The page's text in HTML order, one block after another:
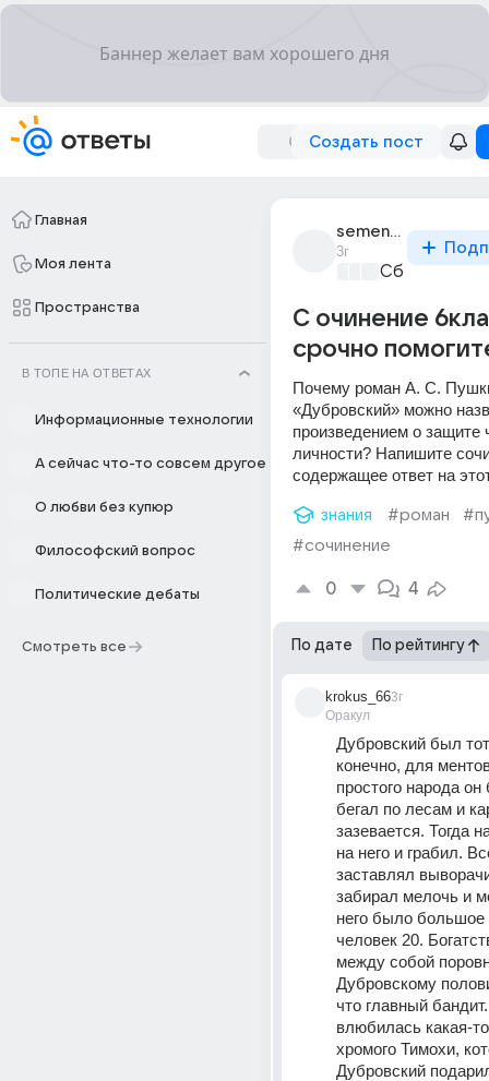
Создать пост
Главная
Моя лента
Пространства
В ТОПЕ НА ОТВЕТАХ
Информационные технологии
А сейчас что-то совсем другое
О любви без купюр
Философский вопрос
Политические дебаты
Смотреть все
semen_soifer_1
3г
Сборная
С очинение
срочно
Почему роман А. С.
«Дубровский» можно
произведением о защите
личности? Напишите
содержащее ответ на
знания #роман
#сочинение
0 4
По дате По рейтингу
krokus_66
Оракул
3г
Дубровский был
конечно, для
простого народа
бегал по лесам и
зазевается. Тогда
на него и грабил.
заставлял
забирал мелочь и
него было большое
человек 20.
между собой
Дубровскому
что главный
влюбилась какая-
хромого Тимохи,
Дубровский